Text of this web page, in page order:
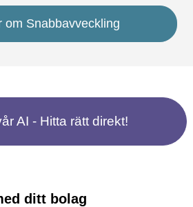
om Snabbavveckling
AI - Hitta rätt direkt!
ditt bolag